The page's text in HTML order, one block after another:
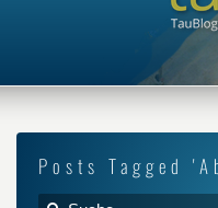
Posts Tagged